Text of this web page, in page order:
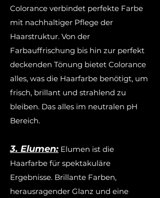
Colorance verbindet perfekte Farbe
mit nachhaltiger Pflege der
Haarstruktur. Von der
Farbauffrischung bis hin zur perfekt
deckenden Tönung bietet Colorance
alles, was die Haarfarbe benötigt, um
frisch, brillant und strahlend zu
bleiben. Das alles im neutralen pH
Bereich.
3. Elumen: Elumen ist die
Haarfarbe für spektakuläre
Ergebnisse. Brillante Farben,
herausragender Glanz und eine